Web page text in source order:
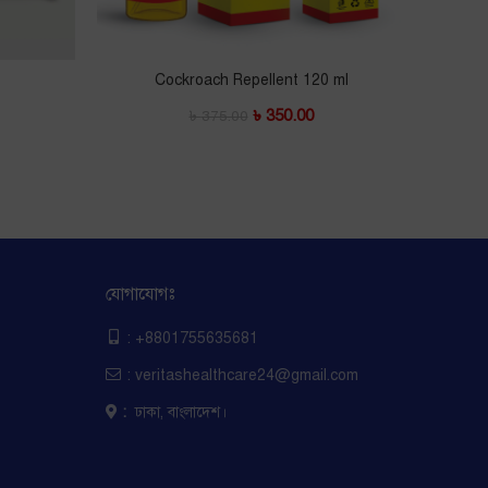
Cockroach Repellent 120 ml
৳ 350.00
যোগাযোগঃ
: +8801755635681
: veritashealthcare24@gmail.com
: ঢাকা, বাংলাদেশ।